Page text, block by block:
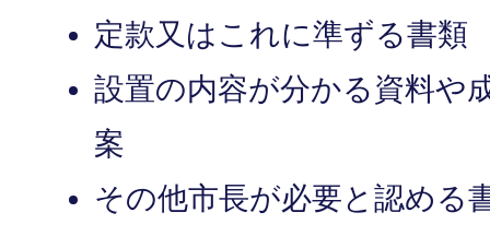
定款又はこれに準ずる書類
設置の内容が分かる資料や
案
その他市長が必要と認める